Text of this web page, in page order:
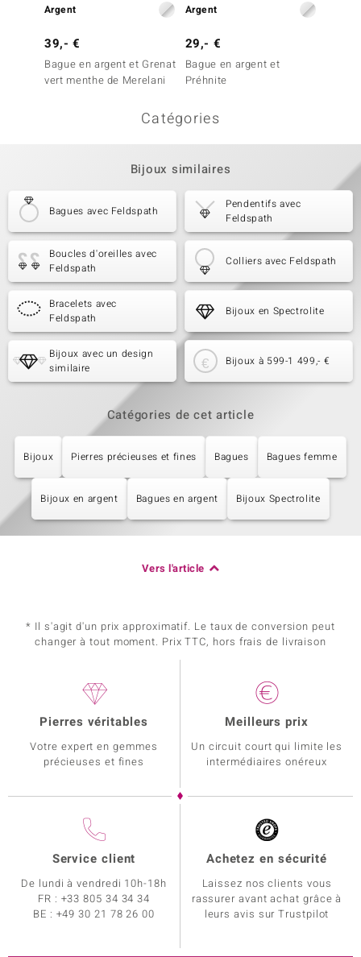
Argent
39,- €
Bague en argent et Grenat
vert menthe de Merelani
Argent
29,- €
Bague en argent et
Préhnite
Catégories
Bijoux similaires
Bagues avec Feldspath
Pendentifs avec
Feldspath
Boucles d'oreilles avec
Feldspath
Colliers avec Feldspath
Bracelets avec
Feldspath
Bijoux en Spectrolite
Bijoux avec un design
similaire
Bijoux à 599-1 499,- €
Catégories de cet article
Bijoux Pierres précieuses et fines Bagues Bagues femme
Bijoux en argent Bagues en argent Bijoux Spectrolite
Vers l'article
* Il s'agit d'un prix approximatif. Le taux de conversion peut
changer à tout moment. Prix TTC, hors frais de livraison
Pierres véritables
Votre expert en gemmes
précieuses et fines
Meilleurs prix
Un circuit court qui limite les
intermédiaires onéreux
Service client
De lundi à vendredi 10h-18h
FR : +33 805 34 34 34
BE : +49 30 21 78 26 00
Achetez en sécurité
Laissez nos clients vous
rassurer avant achat grâce à
leurs avis sur Trustpilot